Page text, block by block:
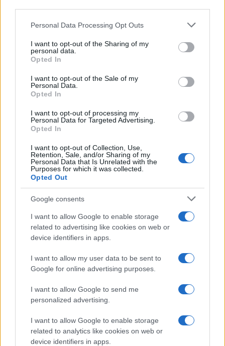
This information may also be disclosed by us to third parties
disclose it to other third parties.
Please note that this website/app uses one or more Google
services and may gather and store information including but
not limited to your visit or usage behaviour. You may click to
grant or deny consent to Google and its third-party tags to
consent section.
Personal Data Processing Opt Outs
I want to opt-out of the Sharing of my
personal data.
Opted In
I want to opt-out of the Sale of my
Personal Data.
Opted In
I want to opt-out of processing my
Personal Data for Targeted Advertising.
Opted In
I want to opt-out of Collection, Use,
Retention, Sale, and/or Sharing of my
Personal Data that Is Unrelated with the
Purposes for which it was collected.
Opted Out
Google consents
I want to allow Google to enable storage
related to advertising like cookies on web or
device identifiers in apps.
I want to allow my user data to be sent to
Google for online advertising purposes.
I want to allow Google to send me
personalized advertising.
I want to allow Google to enable storage
related to analytics like cookies on web or
device identifiers in apps.
FRASI
Frasi celebri
Frasi da condividere
Poesie
FILM
Frasi dei film
Frasi film più lette
Incipit dei film
Film più cercati
Frasi sul cinema
SERVIZI
Mappa del sito